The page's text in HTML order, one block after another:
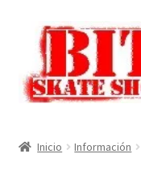
navegación
contenido
Inicio Información